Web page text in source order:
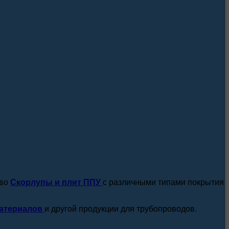
Скорлупы и плит ППУ с различными типами покрытия
и другой продукции для трубопроводов.